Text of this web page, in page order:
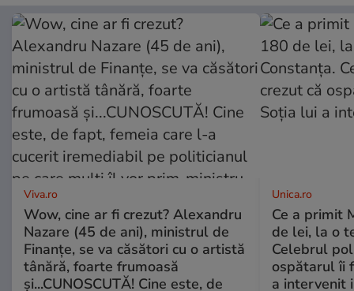
Viva.ro
Wow, cine ar fi crezut? Alexandru
Nazare (45 de ani), ministrul de
Finanțe, se va căsători cu o artistă
tânără, foarte frumoasă
și...CUNOSCUTĂ! Cine este, de
Unica.ro
Ce a primit
de lei, la o
Celebrul
ospătarul îi
a intervenit